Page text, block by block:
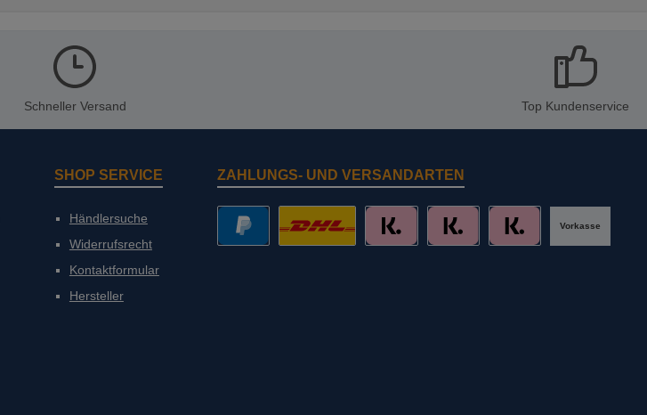
Schneller Versand Top Kundenservice
SHOP SERVICE
Händlersuche
Widerrufsrecht
Kontaktformular
Hersteller
ZAHLUNGS- UND VERSANDARTEN
Vorkasse